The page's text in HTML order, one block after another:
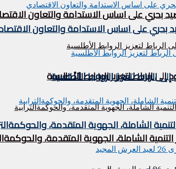
بحري على اساس الاستدامة والتعاون
الرباط لتعزيز الروابط الأطلسية
الشاملة، الجهوية المتقدمة،
بحري على اساس الاستدامة والتعاون
الرباط لتعزيز الروابط الأطلسية
الشاملة، الجهوية المتقدمة،